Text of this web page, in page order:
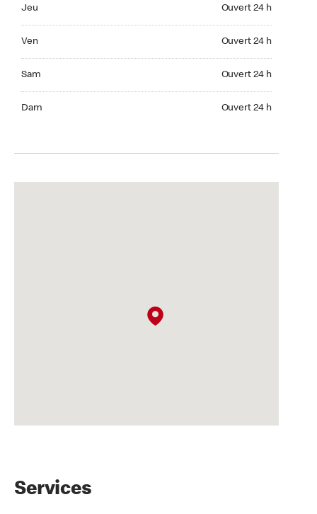
Jeu Ouvert 24 h
Ven Ouvert 24 h
Sam Ouvert 24 h
Dam Ouvert 24 h
Services